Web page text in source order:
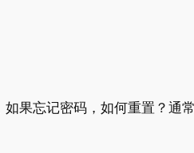
果忘记密码，如何重置？通